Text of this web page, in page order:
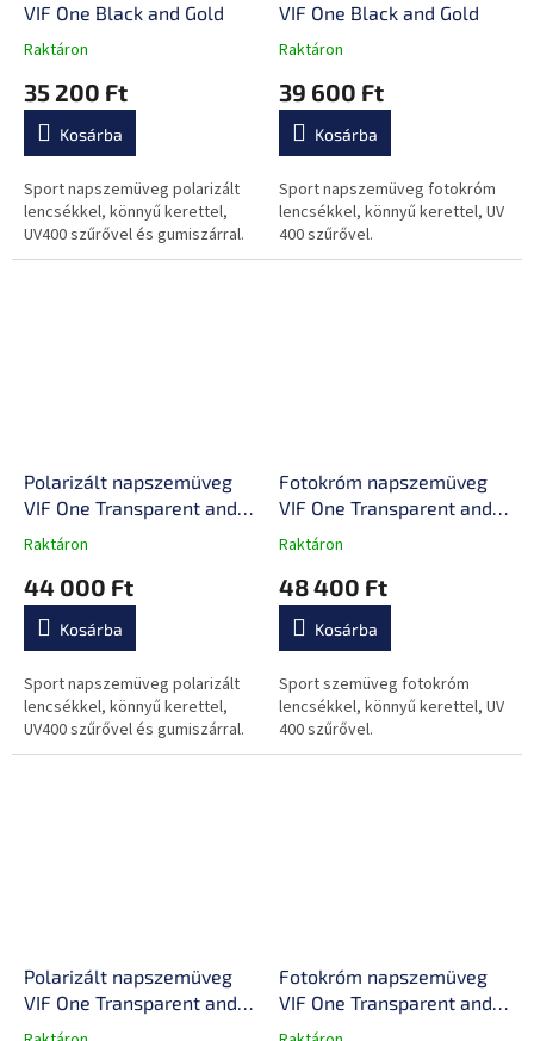
VIF One Black and Gold
A
átlagos
értékelése
0,0
csillag.
Raktáron
35 200 Ft
Kosárba
Sport napszemüveg polarizált
lencsékkel, könnyű kerettel,
UV400 szűrővel és gumiszárral.
VIF One Black and Gold
A
átlagos
értékelése
0,0
csillag.
Raktáron
39 600 Ft
Kosárba
Sport napszemüveg fotokróm
lencsékkel, könnyű kerettel, UV
400 szűrővel.
Polarizált napszemüveg
VIF One Transparent and
Rose Pink
A
átlagos
értékelése
0,0
csillag.
Raktáron
44 000 Ft
Kosárba
Sport napszemüveg polarizált
lencsékkel, könnyű kerettel,
UV400 szűrővel és gumiszárral.
Fotokróm napszemüveg
VIF One Transparent and
Rose Pink
A
átlagos
értékelése
0,0
csillag.
Raktáron
48 400 Ft
Kosárba
Sport szemüveg fotokróm
lencsékkel, könnyű kerettel, UV
400 szűrővel.
Polarizált napszemüveg
VIF One Transparent and
Blue
Fotokróm napszemüveg
VIF One Transparent and
Blue